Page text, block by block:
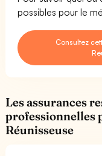
possibles pour le
Consultez
Les assurances
professionnelles
Réunisseuse